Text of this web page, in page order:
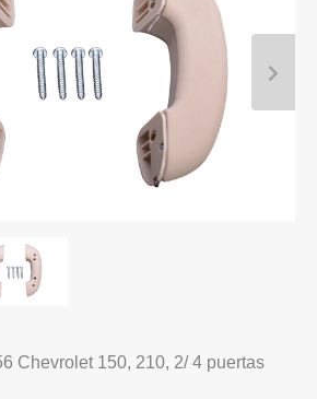
Chevrolet 150, 210, 2/ 4 puertas